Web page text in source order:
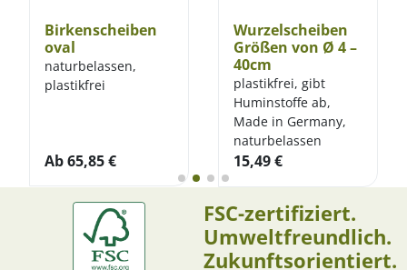
Birkenscheiben
oval
naturbelassen,
plastikfrei
Ab65,85€
Wurzelscheiben
Größen von Ø 4 –
40cm
plastikfrei, gibt
Huminstoffe ab,
Made in Germany,
naturbelassen
15,49€
FSC-zertifiziert.
Umweltfreundlich.
Zukunftsorientiert.